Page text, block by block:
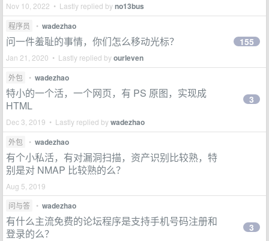
Nov 10, 2022 • Lastly replied byno13bus
程序员 • wadezhao
问一件羞耻的事情，你们怎么移动光标？
Jan 21, 2020 • Lastly replied byourleven
155
外包 • wadezhao
特小的一个活，一个网页，有 PS 原图，实现成
HTML
Dec 3, 2019 • Lastly replied bywadezhao
3
外包 • wadezhao
有个小私活，有对漏洞扫描，资产识别比较熟，特
别是对 NMAP 比较熟的么？
Aug 5, 2019
问与答
• wadezhao
有什么主流免费的论坛程序是支持手机号码注册和
登录的么？
3